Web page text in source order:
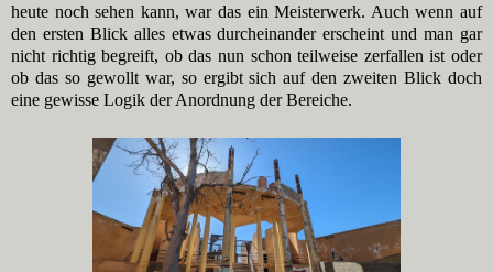
heute noch sehen kann, war das ein Meisterwerk. Auch wenn auf
den ersten Blick alles etwas durcheinander erscheint und man gar
nicht richtig begreift, ob das nun schon teilweise zerfallen ist oder
ob das so gewollt war, so ergibt sich auf den zweiten Blick doch
eine gewisse Logik der Anordnung der Bereiche.